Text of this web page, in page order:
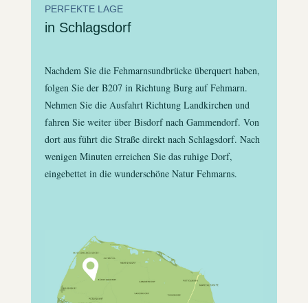
PERFEKTE LAGE
in Schlagsdorf
Nachdem Sie die Fehmarnsundbrücke überquert haben,
folgen Sie der B207 in Richtung Burg auf Fehmarn.
Nehmen Sie die Ausfahrt Richtung Landkirchen und
fahren Sie weiter über Bisdorf nach Gammendorf. Von
dort aus führt die Straße direkt nach Schlagsdorf. Nach
wenigen Minuten erreichen Sie das ruhige Dorf,
eingebettet in die wunderschöne Natur Fehmarns.